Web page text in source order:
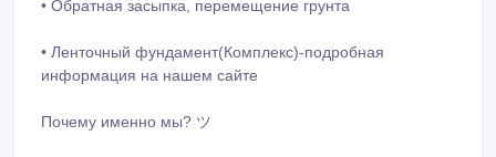
• Обратная засыпка, перемещение грунта
• Ленточный фундамент(Комплекс)-подробная
информация на нашем сайте
Почему именно мы? ツ